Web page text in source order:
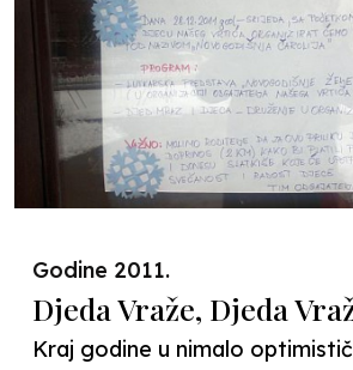
Godine 2011.
Djeda Vraže, Djeda
Kraj godine u nimalo